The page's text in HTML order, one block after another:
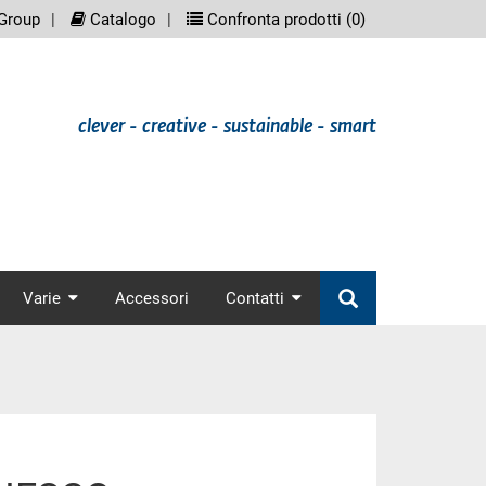
Catalogo Confronta prodotti (0)
clever - creative - sustainable - smart
Varie Accessori Contatti